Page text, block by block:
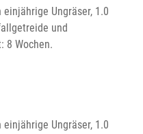
Ungräser, 1.0
und
8 Wochen.
Ungräser, 1.0